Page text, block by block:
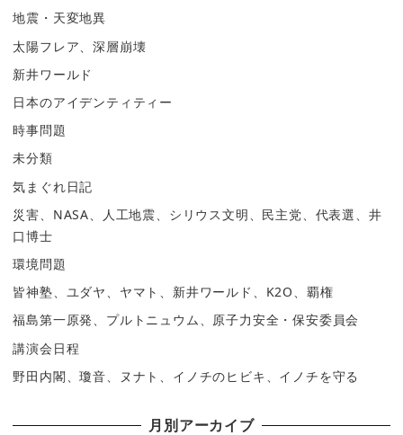
地震・天変地異
太陽フレア、深層崩壊
新井ワールド
日本のアイデンティティー
時事問題
未分類
気まぐれ日記
災害、NASA、人工地震、シリウス文明、民主党、代表選、井
口博士
環境問題
皆神塾、ユダヤ、ヤマト、新井ワールド、K2O、覇権
福島第一原発、プルトニュウム、原子力安全・保安委員会
講演会日程
野田内閣、瓊音、ヌナト、イノチのヒビキ、イノチを守る
月別アーカイブ